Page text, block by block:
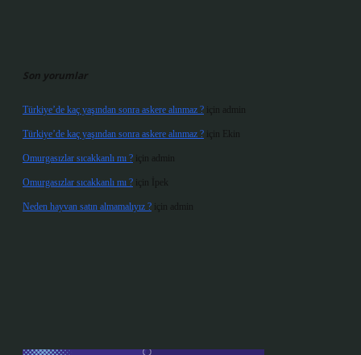
Son yorumlar
Türkiye’de kaç yaşından sonra askere alınmaz ? için admin
Türkiye’de kaç yaşından sonra askere alınmaz ? için Ekin
Omurgasızlar sıcakkanlı mı ? için admin
Omurgasızlar sıcakkanlı mı ? için İpek
Neden hayvan satın almamalıyız ? için admin